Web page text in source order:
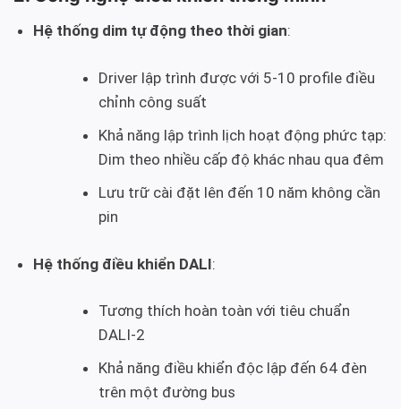
Hệ thống dim tự động theo thời gian:
Driver lập trình được với 5-10 profile điều
chỉnh công suất
Khả năng lập trình lịch hoạt động phức tạp:
Dim theo nhiều cấp độ khác nhau qua đêm
Lưu trữ cài đặt lên đến 10 năm không cần
pin
Hệ thống điều khiển DALI:
Tương thích hoàn toàn với tiêu chuẩn
DALI-2
Khả năng điều khiển độc lập đến 64 đèn
trên một đường bus